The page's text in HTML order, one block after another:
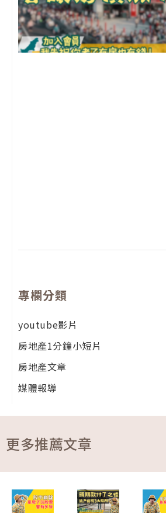
專欄分類
youtube影片
房地產1分鐘小短片
房地產文章
媒體報導
更多推薦文章